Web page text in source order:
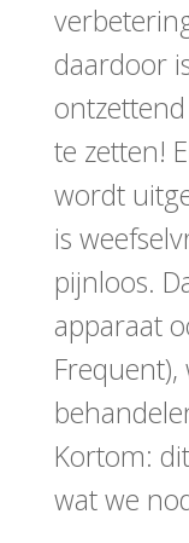
daardoor
te zetten!
wordt
is
pijnloos.
apparaat
Kortom:
wat we